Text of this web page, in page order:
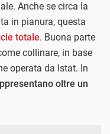
Anche se circa la
in pianura, questa
totale. Buona parte
collinare, in base
operata da Istat. In
oltre un